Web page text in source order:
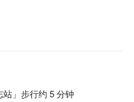
」步行约 5 分钟